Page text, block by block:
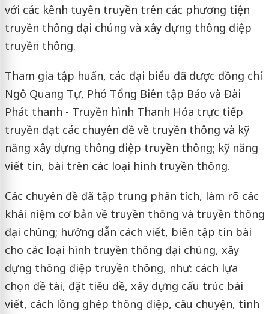
với các kênh tuyên truyền trên các phương tiện
truyền thông đại chúng và xây dựng thông điệp
truyền thông.
Tham gia tập huấn, các đại biểu đã được đồng chí
Ngô Quang Tự, Phó Tổng Biên tập Báo và Đài
Phát thanh - Truyền hình Thanh Hóa trực tiếp
truyền đạt các chuyên đề về truyền thông và kỹ
năng xây dựng thông điệp truyền thông; kỹ năng
viết tin, bài trên các loại hình truyền thông.
Các chuyên đề đã tập trung phân tích, làm rõ các
khái niệm cơ bản về truyền thông và truyền thông
đại chúng; hướng dẫn cách viết, biên tập tin bài
cho các loại hình truyền thông đại chúng, xây
dựng thông điệp truyền thông, như: cách lựa
chọn đề tài, đặt tiêu đề, xây dựng cấu trúc bài
viết, cách lồng ghép thông điệp, câu chuyện, tình